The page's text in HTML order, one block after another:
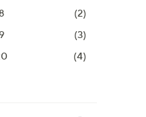
(2)
(3)
(4)